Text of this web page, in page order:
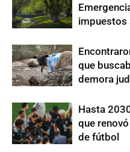
impuestos
que
demora
Hasta
que
de fútbol